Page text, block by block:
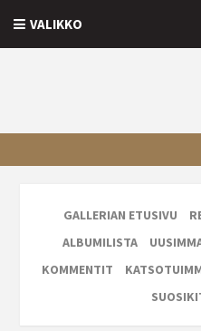
VALIKKO
GALLERIAN ETUSIVU
ALBUMILISTA
KOMMENTIT